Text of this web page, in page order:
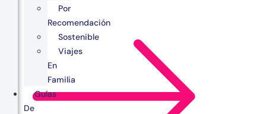
Por
Recomendación
Sostenible
Viajes
En
Familia
Guías
De